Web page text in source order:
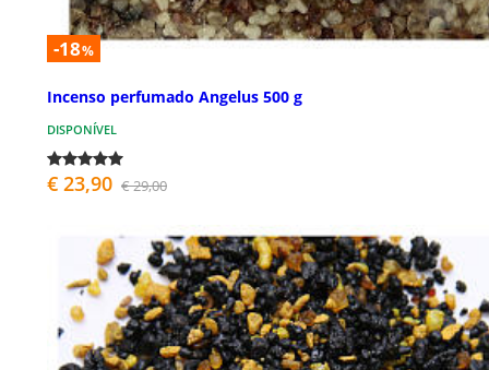
-18%
Incenso perfumado Angelus 500 g
DISPONÍVEL
€ 23,90 € 29,00